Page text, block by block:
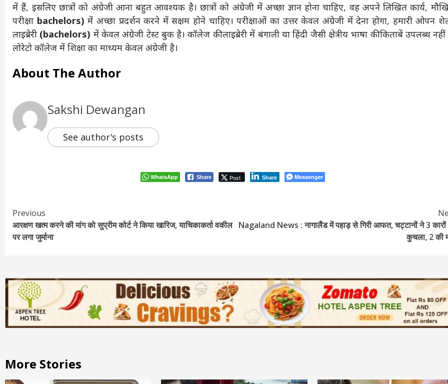
में हैं, इसलिए छात्रों को अंग्रेजी आना बहुत आवश्यक है। छात्रों को अंग्रेजी में अच्छा ज्ञान होना चाहिए, वह अपने लिखित कार्य,
परीक्षा bachelors) में अच्छा प्रदर्शन करने में सक्षम होने चाहिए। परीक्षाओं का उत्तर केवल अंग्रेजी में देना होगा, हमारी ओपन
लाइब्रेरी (bachelors) में केवल अंग्रेजी टेस्ट बुक है। कॉलेज की लाइब्रेरी में बंगाली या हिंदी जैसी क्षेत्रीय भाषा की किताबें उपलब्ध
लोरेटो कॉलेज में शिक्षा का माध्यम केवल अंग्रेजी है।
About The Author
Sakshi Dewangan
See author's posts
WhatsApp Share Post Share Messenger
Continue
Reading
Previous
आरक्षण खत्म करने की मांग को सुप्रीम कोर्ट ने किया खारिज, याचिकाकर्ता वकील
पर लगा जुर्माना
Nagaland News : नागालैंड में पहाड़ से गिरी आफत, चट्टानों ने 3 कारों
कुचला, 2 की
More Stories